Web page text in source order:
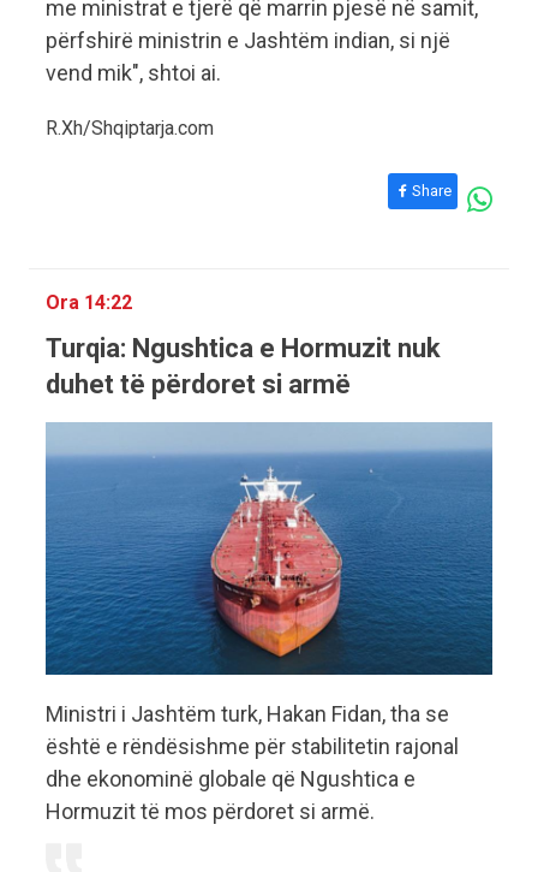
me ministrat e tjerë që marrin pjesë në samit,
përfshirë ministrin e Jashtëm indian, si një
vend mik", shtoi ai.
R.Xh/Shqiptarja.com
Share
Ora 14:22
Turqia: Ngushtica e Hormuzit nuk
duhet të përdoret si armë
Ministri i Jashtëm turk, Hakan Fidan, tha se
është e rëndësishme për stabilitetin rajonal
dhe ekonominë globale që Ngushtica e
Hormuzit të mos përdoret si armë.